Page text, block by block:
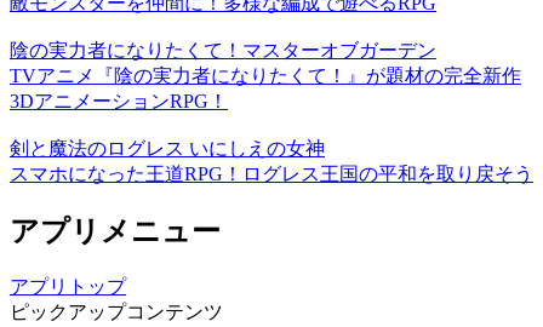
陰の実力者になりたくて！マスターオブガーデン
TVアニメ『陰の実力者になりたくて！』が題材の完全新作
3DアニメーションRPG！
剣と魔法のログレス いにしえの女神
スマホになった王道RPG！ログレス王国の平和を取り戻そう
アプリメニュー
アプリトップ
ピックアップコンテンツ